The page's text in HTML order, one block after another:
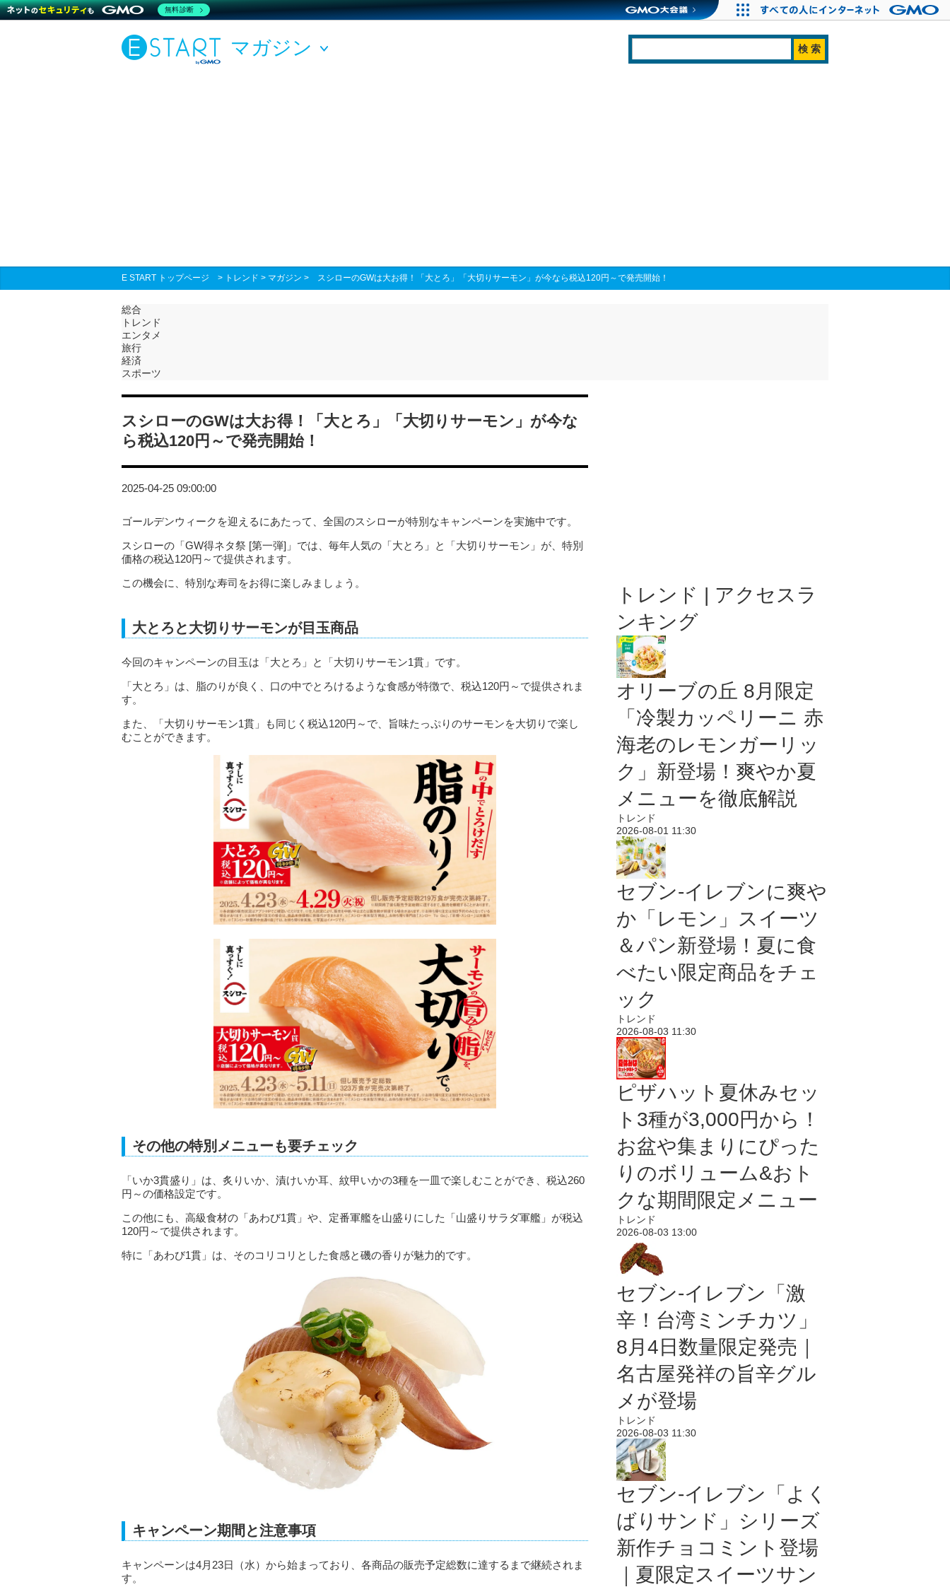
マガジン
E START トップページ > トレンド > マガジン > スシローのGWは大お得！「大とろ」「大切りサーモン」が今なら税込120円～で発売開始！
総合
トレンド
エンタメ
旅行
経済
スポーツ
スシローのGWは大お得！「大とろ」「大切りサーモン」が今な
ら税込120円～で発売開始！
2025-04-25 09:00:00
ゴールデンウィークを迎えるにあたって、全国のスシローが特別なキャンペーンを実施中です。
スシローの「GW得ネタ祭 [第一弾]」では、毎年人気の「大とろ」と「大切りサーモン」が、特別
価格の税込120円～で提供されます。
この機会に、特別な寿司をお得に楽しみましょう。
大とろと大切りサーモンが目玉商品
今回のキャンペーンの目玉は「大とろ」と「大切りサーモン1貫」です。
「大とろ」は、脂のりが良く、口の中でとろけるような食感が特徴で、税込120円～で提供されま
す。
また、「大切りサーモン1貫」も同じく税込120円～で、旨味たっぷりのサーモンを大切りで楽し
むことができます。
その他の特別メニューも要チェック
「いか3貫盛り」は、炙りいか、漬けいか耳、紋甲いかの3種を一皿で楽しむことができ、税込260
円～の価格設定です。
この他にも、高級食材の「あわび1貫」や、定番軍艦を山盛りにした「山盛りサラダ軍艦」が税込
120円～で提供されます。
特に「あわび1貫」は、そのコリコリとした食感と磯の香りが魅力的です。
キャンペーン期間と注意事項
キャンペーンは4月23日（水）から始まっており、各商品の販売予定総数に達するまで継続されま
す。
トレンド | アクセスラ
ンキング
オリーブの丘 8月限定
「冷製カッペリーニ 赤
海老のレモンガーリッ
ク」新登場！爽やか夏
メニューを徹底解説
トレンド
2026-08-01 11:30
セブン‐イレブンに爽や
か「レモン」スイーツ
＆パン新登場！夏に食
べたい限定商品をチェ
ック
トレンド
2026-08-03 11:30
ピザハット夏休みセッ
ト3種が3,000円から！
お盆や集まりにぴった
りのボリューム&おト
クな期間限定メニュー
トレンド
2026-08-03 13:00
セブン-イレブン「激
辛！台湾ミンチカツ」
8月4日数量限定発売｜
名古屋発祥の旨辛グル
メが登場
トレンド
2026-08-03 11:30
セブン‐イレブン「よく
ばりサンド」シリーズ
新作チョコミント登場
｜夏限定スイーツサン
無料診断